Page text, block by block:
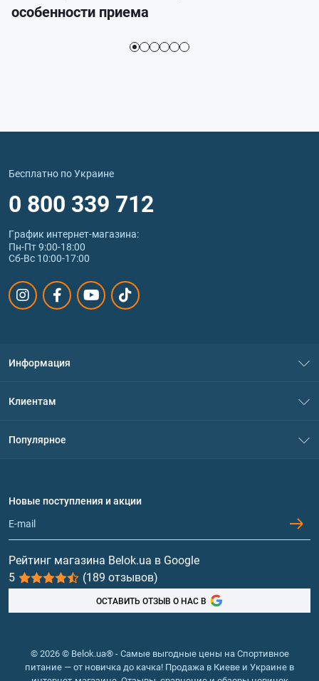
особенности приема
Бесплатно по Украине
0 800 339 712
График интернет‑магазина:
Пн-Пт 9:00-18:00
Сб-Вс 10:00-17:00
Информация
Политика конфиденциальности
Обмен и возврат
Клиентам
Популярное
Протеин
Гейнеры
Витамины и минералы
Рыбий жир, жирные кислоты
Новые поступления и акции
Рейтинг магазина Belok.ua в Google
5
(189 отзывов)
ОСТАВИТЬ ОТЗЫВ О НАС В
© 2026 © Belok.ua® - Самые выгодные цены на Спортивное
питание — от новичка до качка! Продажа в Киеве и Украине в